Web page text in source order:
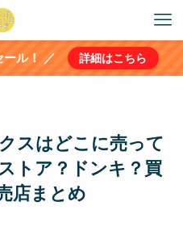
ル！ ／ 詳細はこちら
スはどこに売って
トア？ドンキ？買
店まとめ